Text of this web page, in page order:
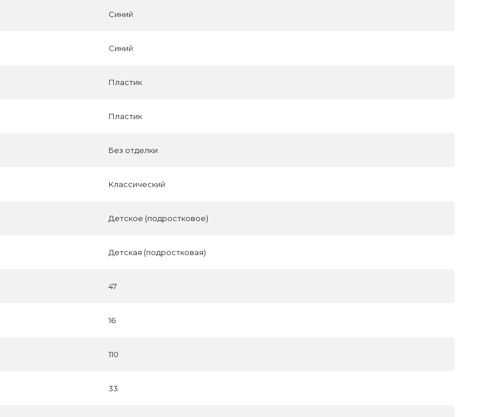
Синий
Синий
Пластик
Пластик
Без отделки
Классический
Детское (подростковое)
Детская (подростковая)
47
16
110
33